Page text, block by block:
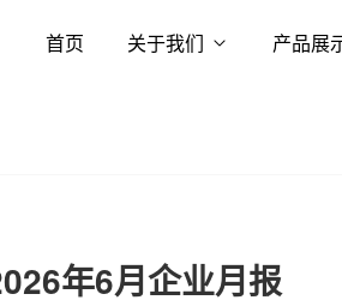
首页 关于我们 产品展
年6月企业月报